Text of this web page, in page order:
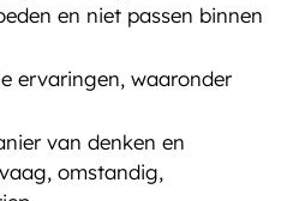
en niet passen binnen
ervaringen, waaronder
van denken en
omstandig,